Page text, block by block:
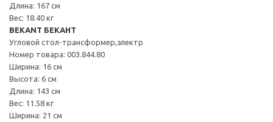
Длина: 167 см
Вес: 18.40 кг
BEKANT БЕКАНТ
Угловой стол-трансформер,электр
Номер товара: 003.844.80
Ширина: 16 см
Высота: 6 см
Длина: 143 см
Вес: 11.58 кг
Ширина: 21 см